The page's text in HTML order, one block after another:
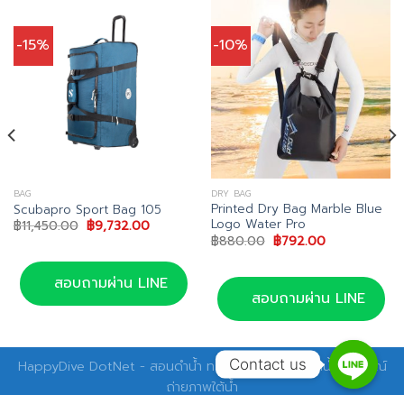
-15%
BAG
Scubapro Sport Bag 105
฿11,450.00 Original
price
฿11,450.00.
฿9,732.00Current
฿9,732.00.
สอบถามผ่าน LINE
-10%
DRY BAG
Printed Dry Bag Marble Blue
Logo Water Pro
฿880.00 Original
price
฿880.00.
฿792.00Current
฿792.00.
สอบถามผ่าน LINE
HappyDive DotNet - สอนดำน้ำ ทริปดำน้ำ อุปกรณ์ดำน้ำ อุปกรณ์
ถ่ายภาพใต้น้ำ
Contact us